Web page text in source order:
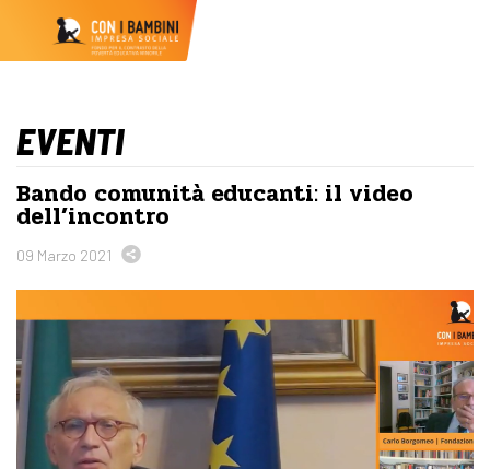
EVENTI
Bando comunità educanti: il video
dell’incontro
09 Marzo 2021